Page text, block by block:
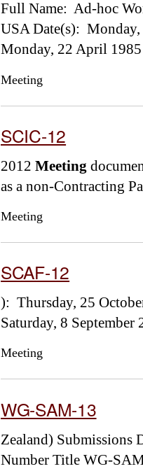
Full Name: Ad-hoc
USA Date(s):
Monday, 22 April 1985
Meeting
SCIC-12
2012 Meeting
as a non-Contracting
Meeting
SCAF-12
): Thursday, 25
Saturday, 8 September
Meeting
WG-SAM-13
Zealand) Submissions
Number Title WG-